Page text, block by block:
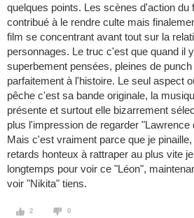
quelques points. Les scènes d'action du
contribué à le rendre culte mais
film se concentrant avant tout sur la
personnages. Le truc c'est que quand il
superbement pensées, pleines de
parfaitement à l'histoire. Le seul aspect
pêche c'est sa bande originale, la
présente et surtout elle bizarrement
plus l'impression de regarder "Lawrence
Mais c'est vraiment parce que je
retards honteux à rattraper au plus vite
longtemps pour voir ce "Léon",
voir "Nikita" tiens.
2 0